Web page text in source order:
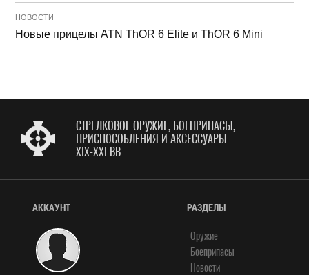
НОВОСТИ
Новые прицелы ATN ThOR 6 Elite и ThOR 6 Mini
СТРЕЛКОВОЕ ОРУЖИЕ, БОЕПРИПАСЫ,
ПРИСПОСОБЛЕНИЯ И АКСЕССУАРЫ
XIX-XXI ВВ
АККАУНТ РАЗДЕЛЫ
Оружие
Боеприпасы
Новости